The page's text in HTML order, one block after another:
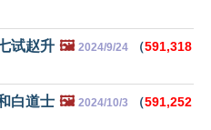
试赵升 🖼️ 2024/9/24 （591,318
白道士 🖼️ 2024/10/3 （591,252